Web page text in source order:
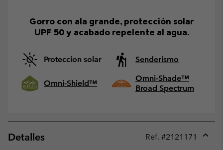
Gorro con ala grande, protección solar
UPF 50 y acabado repelente al agua.
Proteccion solar Senderismo
Omni-Shield™
Omni-Shade™
Broad Spectrum
Detalles Ref. #2121171